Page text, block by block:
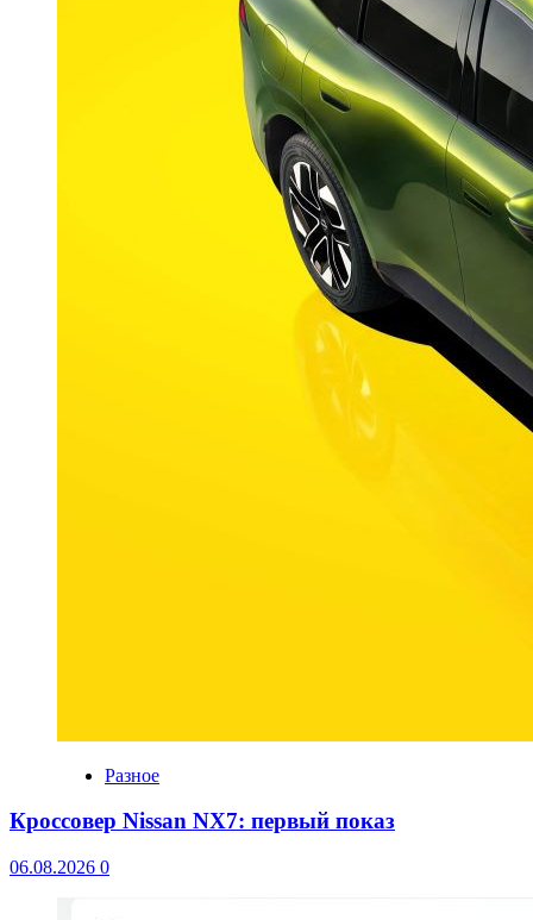
Разное
Кроссовер Nissan NX7: первый показ
06.08.2026 0